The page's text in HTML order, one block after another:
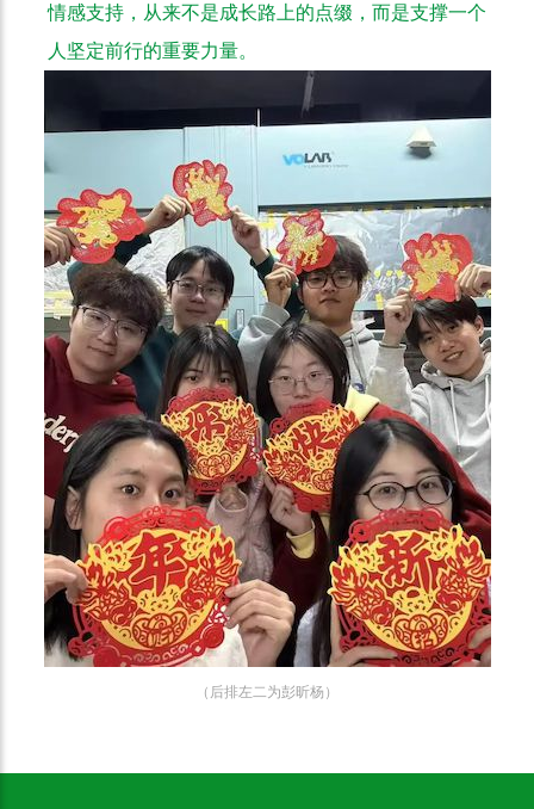
情感支持，从来不是成长路上的点缀，而是支撑一个
人坚定前行的重要力量。
（后排左二为彭昕杨）